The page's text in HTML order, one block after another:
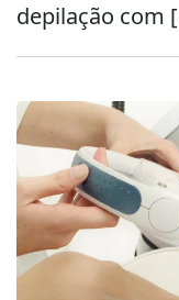
depilação com